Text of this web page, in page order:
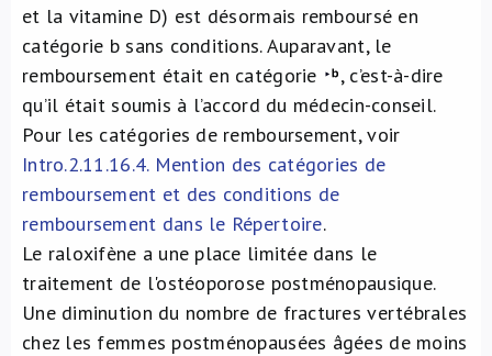
et la vitamine D) est désormais remboursé en
catégorie b sans conditions. Auparavant, le
remboursement était en catégorie
, c’est-à-dire
qu’il était soumis à l’accord du médecin-conseil.
Pour les catégories de remboursement, voir
Intro.2.11.16.4. Mention des catégories de
remboursement et des conditions de
remboursement dans le Répertoire.
Le raloxifène a une place limitée dans le
traitement de l'ostéoporose postménopausique.
Une diminution du nombre de fractures vertébrales
chez les femmes postménopausées âgées de moins